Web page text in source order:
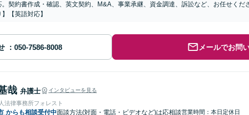
。契約書作成・確認、英文契約、M&A、事業承継、資金調達、訴訟など、お任せくだ
【英語対応】
メールでお問
哉 弁護士 インタビューを見る
法律事務所フォレスト
からも相談受付中面談方法(対面・電話・ビデオなど)は応相談営業時間：本日定休日